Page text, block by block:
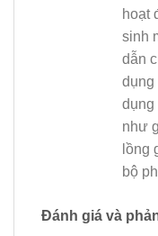
hoạt
sinh
dẫn
dụng
dụng
như
lồng
bộ
Đánh giá và